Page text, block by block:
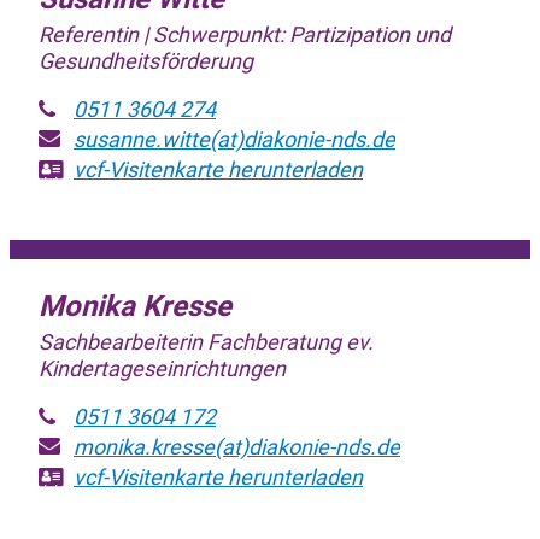
Referentin | Schwerpunkt: Partizipation und
Gesundheitsförderung
0511 3604 274
susanne.witte(at)diakonie-nds.de
vcf-Visitenkarteherunterladen
Monika Kresse
Sachbearbeiterin Fachberatung ev.
Kindertageseinrichtungen
0511 3604 172
monika.kresse(at)diakonie-nds.de
vcf-Visitenkarteherunterladen